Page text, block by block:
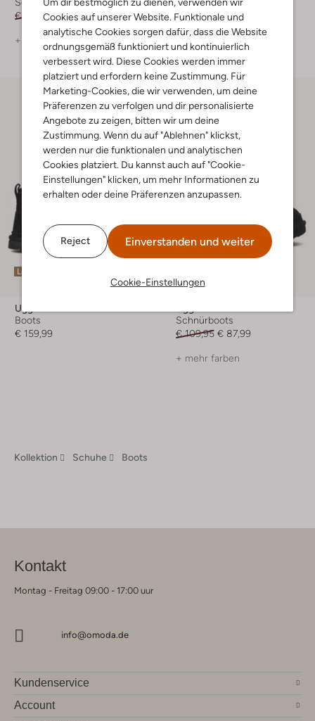
Cookies auf unserer Website. Funktionale und
analytische Cookies sorgen dafür, dass die Website
ordnungsgemäß funktioniert und kontinuierlich
verbessert wird. Diese Cookies werden immer
platziert und erfordern keine Zustimmung. Für
Marketing-Cookies, die wir verwenden, um deine
Präferenzen zu verfolgen und dir personalisierte
Angebote zu zeigen, bitten wir um deine
Zustimmung. Wenn du auf "Ablehnen" klickst,
werden nur die funktionalen und analytischen
Cookies platziert. Du kannst auch auf "Cookie-
Einstellungen" klicken, um mehr Informationen zu
erhalten oder deine Präferenzen anzupassen.
Reject Einverstanden und weiter
Cookie-Einstellungen
€ 159,99 € 111,99
+ mehr farben
€ 239,99 € 167,99
+ mehr farben
Letzter Artikel
Ugg
Boots
€ 159,99
-20%
Schnürboots
€ 109,95 € 87,99
+ mehr farben
Kollektion Schuhe Boots
Kontakt
Montag - Freitag 09:00 - 17:00 uur
info@omoda.de
Kundenservice
Account